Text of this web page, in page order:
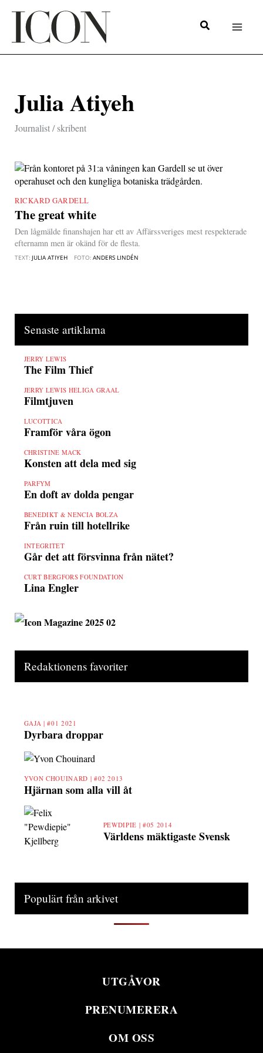
innehåll
Julia Atiyeh
Journalist / skribent
RICKARD GARDELL
The great white
Den lågmälde finanshajen har ett av Affärssveriges mest respekterade
efternamn men är okänd för de flesta.
TEXT: JULIA ATIYEH FOTO:ANDERS LINDÉN
Senaste artiklarna
JERRY LEWIS
The Film Thief
JERRY LEWIS HELIGA GRAAL
Filmtjuven
LUCOTTICA
Framför våra ögon
CHRISTINE MACK
Konsten att dela med sig
PARFYM
En doft av dolda pengar
BENEDIKT & NENCIA BOLZA
Från ruin till hotellrike
INTEGRITET
Går det att försvinna från nätet?
CURT BERGFORS FOUNDATION
Lina Engler
Redaktionens favoriter
GAJA |#01 2021
Dyrbara droppar
YVON CHOUINARD | #02 2013
Hjärnan som alla vill åt
PEWDIPIE | #05 2014
Världens mäktigaste Svensk
Populärt från arkivet
UTGÅVOR
PRENUMERERA
OM OSS